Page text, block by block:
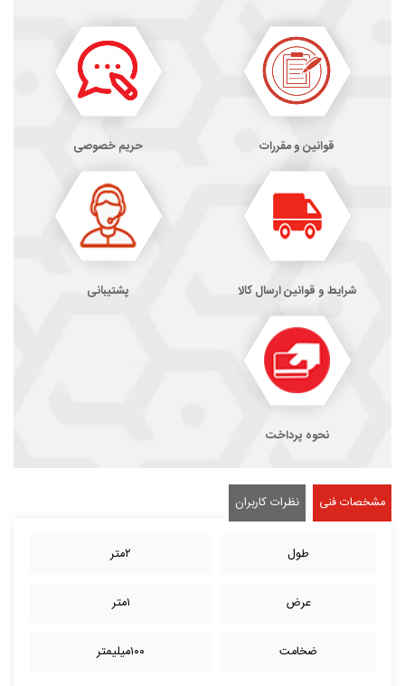
قوانین و مقررات حریم خصوصی
شرایط و قوانین ارسال کالا پشتیبانی
نحوه پرداخت
مشخصات فنی نظرات کاربران
طول ۲متر
عرض ۱متر
ضخامت ۱۰۰میلیمتر